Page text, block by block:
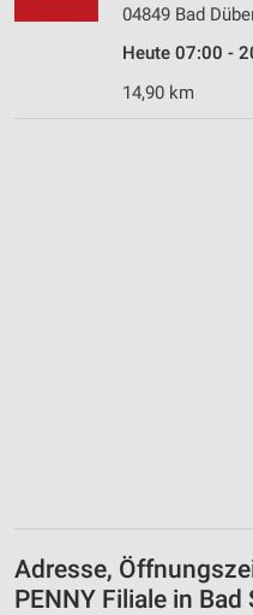
04849 Bad
Heute 07:00 -
14,90 km
Adresse,
PENNY Filiale in
Funktional